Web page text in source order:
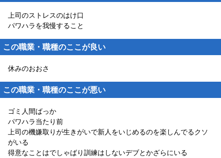
上司のストレスのはけ口
パワハラを我慢すること
この職業・職種のここが良い
休みのおおさ
この職業・職種のここが悪い
ゴミ人間ばっか
パワハラ当たり前
上司の機嫌取りが生きがいで新人をいじめるのを楽しんでるクソ
がいる
得意なことはでしゃばり訓練はしないデブとかざらにいる